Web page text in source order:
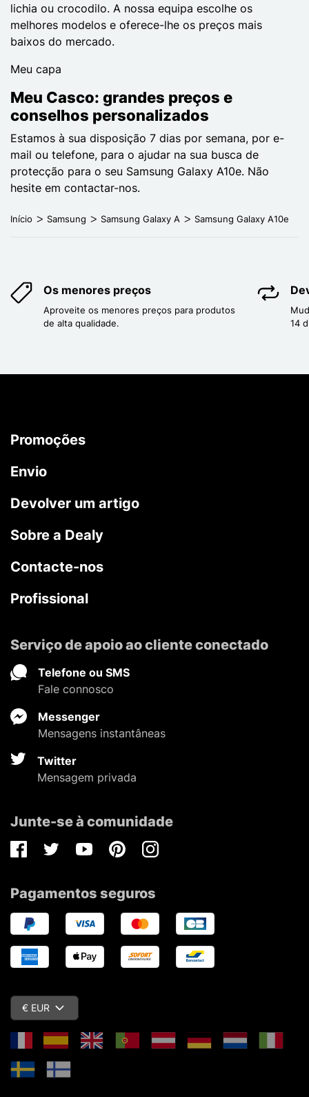
lichia ou crocodilo. A nossa equipa escolhe os
melhores modelos e oferece-lhe os preços mais
baixos do mercado.
Meu capa
Meu Casco: grandes preços e
conselhos personalizados
Estamos à sua disposição 7 dias por semana, por e-
mail ou telefone, para o ajudar na sua busca de
protecção para o seu Samsung Galaxy A10e. Não
hesite em contactar-nos.
Início Samsung Samsung Galaxy A Samsung Galaxy A10e
Os menores preços
Aproveite os menores preços para produtos
de alta qualidade.
14
Promoções
Envio
Devolver um artigo
Sobre a Dealy
Contacte-nos
Profissional
Serviço de apoio ao cliente conectado
Telefone ou SMS
Fale connosco
Messenger
Mensagens instantâneas
Twitter
Mensagem privada
Junte-se à comunidade
FacebookTwitterYoutubePinterestInstagram
Pagamentos seguros
€ EUR